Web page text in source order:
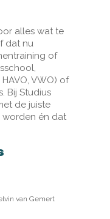
alles wat te
dat nu
of
VWO) of
Bij Studius
de juiste
én dat
van Gemert